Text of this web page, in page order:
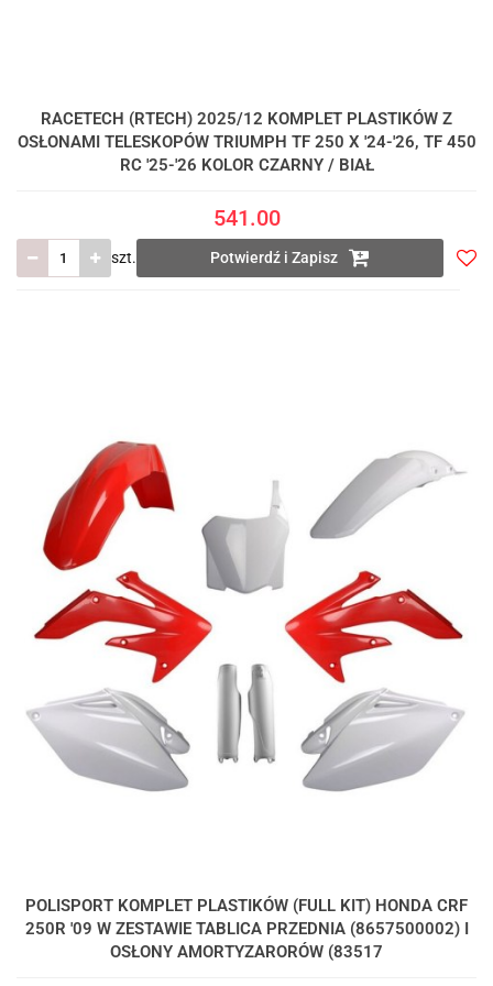
RACETECH (RTECH) 2025/12 KOMPLET PLASTIKÓW Z
OSŁONAMI TELESKOPÓW TRIUMPH TF 250 X '24-'26, TF 450
RC '25-'26 KOLOR CZARNY / BIAŁ
541.00
szt. Potwierdź i Zapisz
POLISPORT KOMPLET PLASTIKÓW (FULL KIT) HONDA CRF
250R '09 W ZESTAWIE TABLICA PRZEDNIA (8657500002) I
OSŁONY AMORTYZARORÓW (83517